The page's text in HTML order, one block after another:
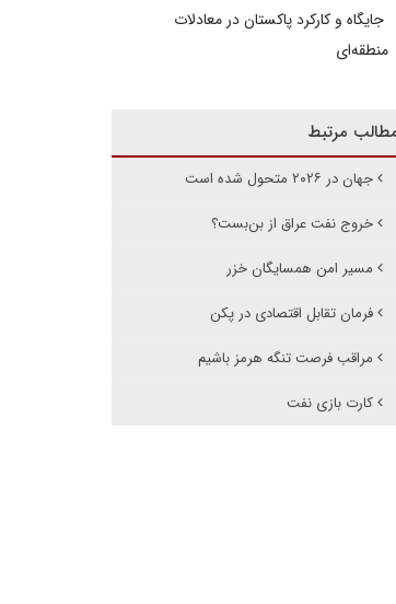
جایگاه و کارکرد پاکستان در معادلات
منطقه‌ای
مرتبط
جهان در ۲۰۲۶ متحول شده است
خروج نفت عراق از بن‌بست؟
مسیر امن همسایگان خزر
فرمان تقابل اقتصادی در پکن
مراقب فرصت تنگه هرمز باشیم
کارت بازی نفت